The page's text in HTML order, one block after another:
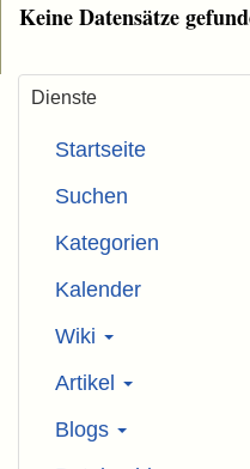
Keine Datensätze
Dienste
Startseite
Suchen
Kategorien
Kalender
Wiki
Artikel
Blogs